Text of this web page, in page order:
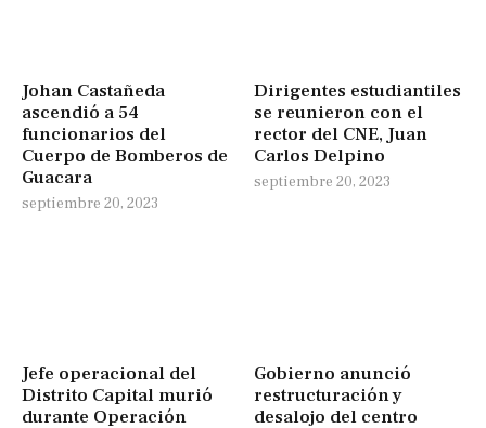
Johan Castañeda
ascendió a 54
funcionarios del
Cuerpo de Bomberos de
Guacara
septiembre 20, 2023
Dirigentes estudiantiles
se reunieron con el
rector del CNE, Juan
Carlos Delpino
septiembre 20, 2023
Jefe operacional del
Distrito Capital murió
durante Operación
Gobierno anunció
restructuración y
desalojo del centro